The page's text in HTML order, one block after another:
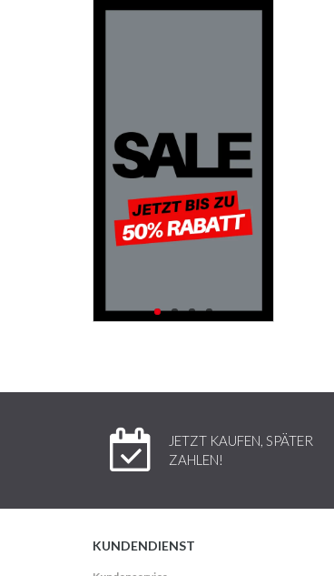
JETZT KAUFEN, SPÄTER
ZAHLEN!
KUNDENDIENST